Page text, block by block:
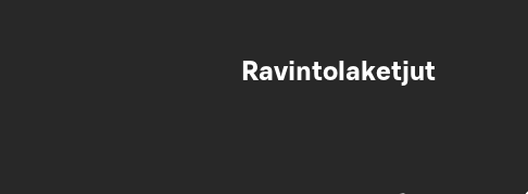
Ravintolaketjut